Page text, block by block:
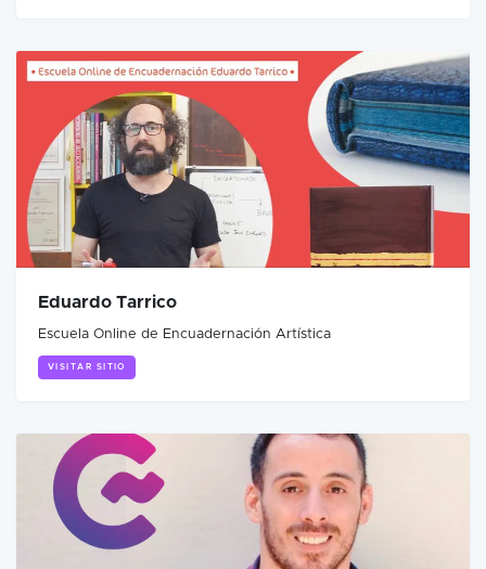
Eduardo Tarrico
Escuela Online de Encuadernación Artística
VISITAR SITIO